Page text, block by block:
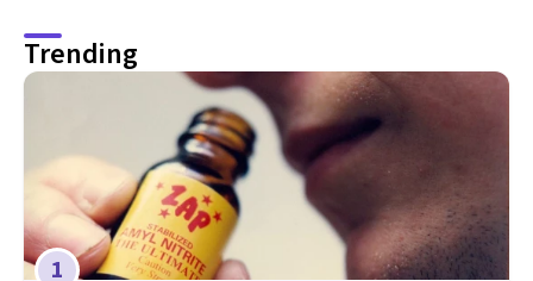
Trending
1